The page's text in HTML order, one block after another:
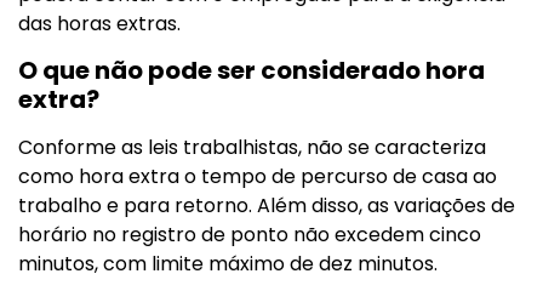
das horas extras.
O que não pode ser considerado hora
extra?
Conforme as leis trabalhistas, não se caracteriza
como hora extra o tempo de percurso de casa ao
trabalho e para retorno. Além disso, as variações de
horário no registro de ponto não excedem cinco
minutos, com limite máximo de dez minutos.